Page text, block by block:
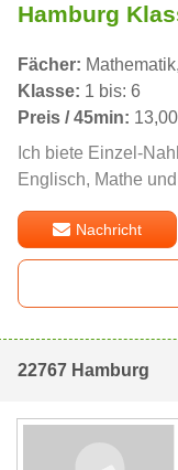
Hamburg
Fächer:
Klasse: 1 bis: 6
Preis / 45min:
Ich biete Einzel-
Englisch, Mathe
Nachricht
22767 Hamburg